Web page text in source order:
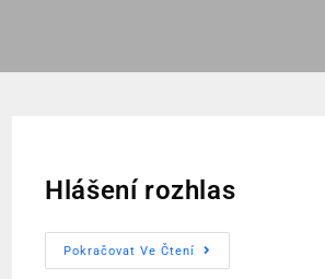
Hlášení rozhlas
Pokračovat Ve Čtení